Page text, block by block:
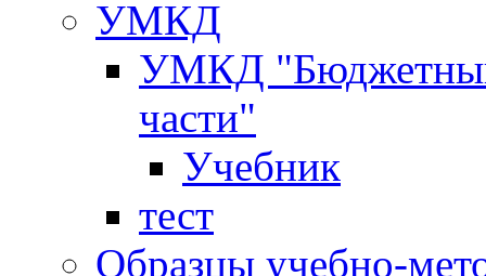
УМКД
УМКД "Бюджетный
части"
Учебник
тест
Образцы учебно-